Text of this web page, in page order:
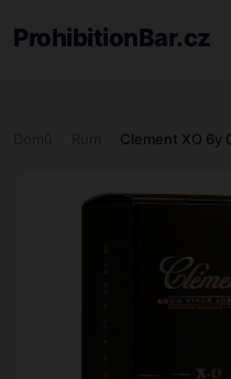
ProhibitionBar.cz
Clement XO 6y